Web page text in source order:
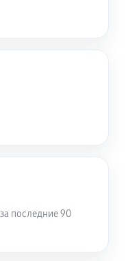
последние 90